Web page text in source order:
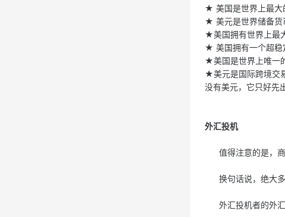
★ 美国是世界上最大
★ 美元是世界储备货
★美国拥有世界上最
★ 美国拥有一个超稳
★美国是世界上唯一
★美元是国际跨境交
没有美元，它只好先
外汇投机
值得注意的是，商
换句话说，绝大多
外汇投机者的外汇